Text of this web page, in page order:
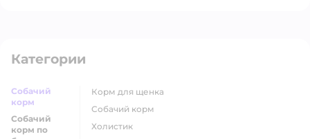
Категории
Собачий
корм
Собачий
корм по
корм для щенка
собачий корм
холистик